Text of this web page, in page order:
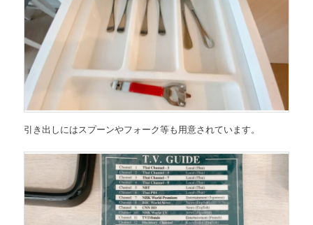
引き出しにはスプーンやフォーク等も用意されています。